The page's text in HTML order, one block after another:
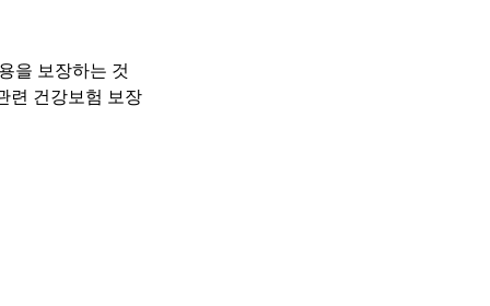
을 보장하는 것
련 건강보험 보장